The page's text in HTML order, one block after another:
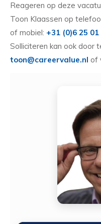
Reageren op deze
Toon Klaassen op
of mobiel: +31 (0)6 25 01
Solliciteren kan ook door
toon@careervalue.nl of